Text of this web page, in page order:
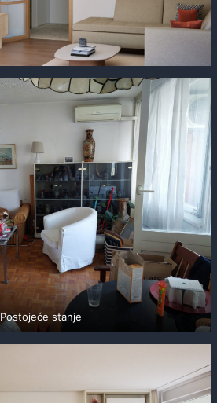
Postojeće stanje